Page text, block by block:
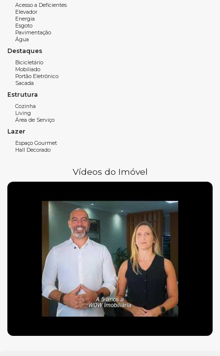
1 vaga de garagem rotativa
Características do Empreendimento:
Hall Decorado
Elevador
Bicicletário
Para saber mais fale com a
Camboriú
, WOW Imobiliária.
Acesso a Deficientes
Elevador
Energia
Esgoto
Pavimentação
Água
Destaques
Bicicletário
Mobiliado
Portão Eletrônico
Sacada
Estrutura
Cozinha
Living
Área de Serviço
Lazer
Espaço Gourmet
Hall Decorado
Vídeos do Imóvel